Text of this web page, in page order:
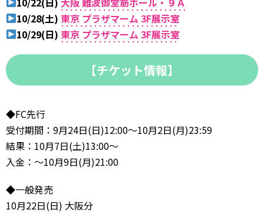
10/28(土) 東京 プラザマーム 3F展示室
10/29(日) 東京 プラザマーム 3F展示室
【チケット情報】
◆FC先行
受付期間：9月24日(日)12:00～10月2日(月)23:59
結果：10月7日(土)13:00～
入金：～10月9日(月)21:00
◆一般発売
10月22日(日) 大阪分